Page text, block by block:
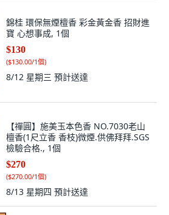
錦桂 環保無煙檀香 彩金黃金香 招財進
寶 心想事成, 1個
$130
($130.00/1個)
8/12 星期三 預計送達
【禪圓】施美玉本色香 NO.7030老山
檀香(1尺立香 香枝)微煙.供佛拜拜.SGS
檢驗合格., 1個
$270
($270.00/1個)
8/13 星期四 預計送達